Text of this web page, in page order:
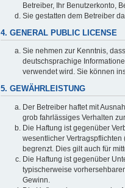
Betreiber, Ihr Benutzerkonto,
Sie gestatten dem Betreiber
4. GENERAL PUBLIC LICENSE
Sie nehmen zur Kenntnis,
deutschsprachige
verwendet wird. Sie können
5. GEWÄHRLEISTUNG
Der Betreiber haftet mit
grob fahrlässiges Verhalten
Die Haftung ist gegenüber
wesentlicher
begrenzt. Dies gilt auch für
Die Haftung ist gegenüber
typischerweise
Gewinn.